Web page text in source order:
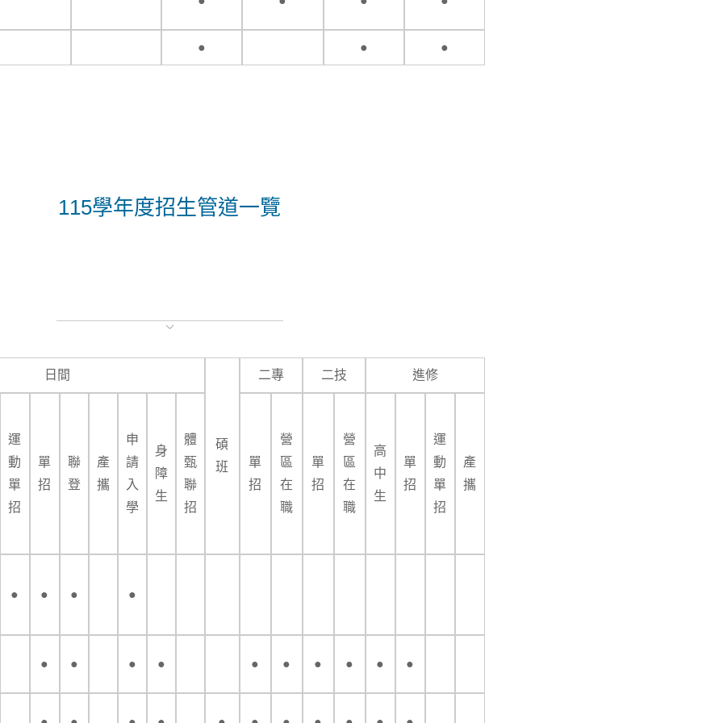
● ● ●
115學年度招生管道一覽
日間
碩
班
二專 二技 進修
運
動
單
招
單
招
聯
登
產
攜
申
請
入
學
身
障
生
體
甄
聯
招
單
招
營
區
在
職
單
招
營
區
在
職
高
中
生
單
招
運
動
單
招
產
攜
● ● ● ●
● ● ● ● ● ● ● ● ● ●